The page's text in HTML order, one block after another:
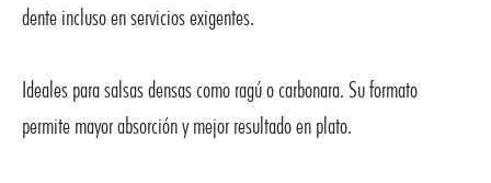
dente incluso en servicios exigentes.
Ideales para salsas densas como ragú o carbonara. Su formato
permite mayor absorción y mejor resultado en plato.